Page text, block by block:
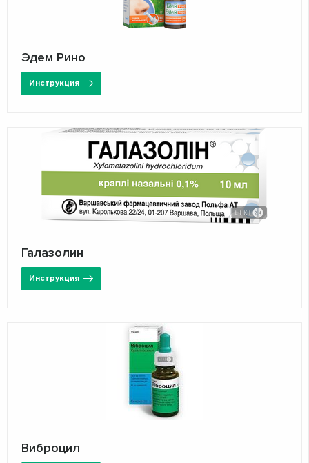
Эдем Рино
Инструкция
Галазолин
Инструкция
Виброцил